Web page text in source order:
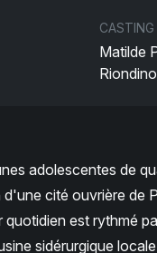
CASTING
Matilde
Riondino
adolescentes de
cité ouvrière de
est rythmé
sidérurgique